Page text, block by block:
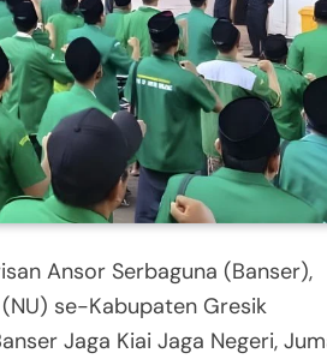
Ansor Serbaguna (Banser),
se-Kabupaten Gresik
Jaga Kiai Jaga Negeri,